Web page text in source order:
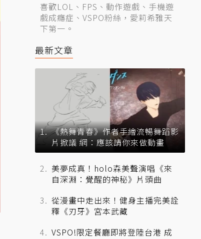
喜歡LOL、FPS、動作遊戲、手機遊
戲成癮症、VSPO粉絲，愛莉希雅天
下第一。
最新文章
《熱舞青春》作者手繪流暢舞蹈影
片掀議 網：應該請你來做動畫
美夢成真！holo森美聲演唱《來
自深淵：覺醒的神秘》片頭曲
從漫畫中走出來！健身主播完美詮
釋《刃牙》宮本武藏
VSPO!限定餐廳即將登陸台港 成